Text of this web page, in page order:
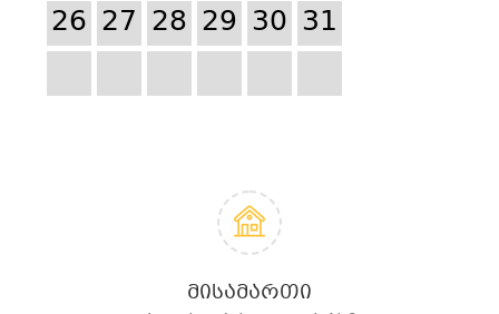
26 27 28 29 30 31
ᲛᲘᲡᲐᲛᲐᲠᲗᲘ